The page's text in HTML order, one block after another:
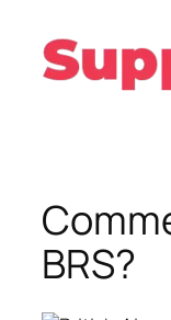
contenu
BRS?